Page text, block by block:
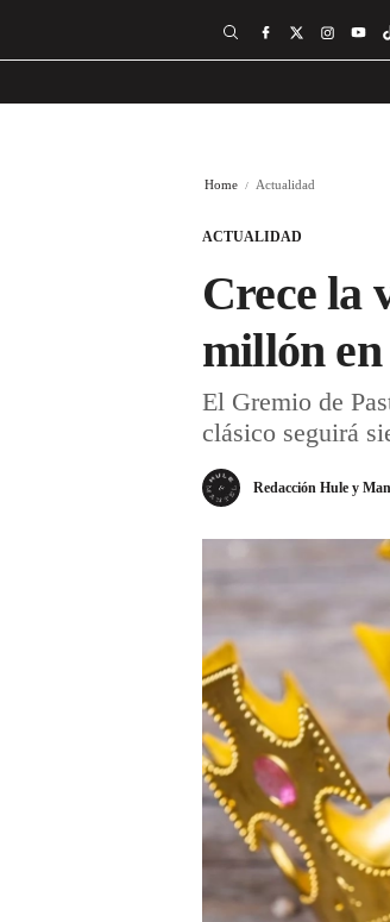
Home Actualidad
ACTUALIDAD
Crece la
millón
El Gremio de
clásico seguirá
Redacción Hule y